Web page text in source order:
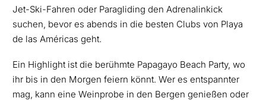
Jet-Ski-Fahren oder Paragliding den Adrenalinkick
suchen, bevor es abends in die besten Clubs von Playa
de las Américas geht.
Ein Highlight ist die berühmte Papagayo Beach Party, wo
ihr bis in den Morgen feiern könnt. Wer es entspannter
mag, kann eine Weinprobe in den Bergen genießen oder